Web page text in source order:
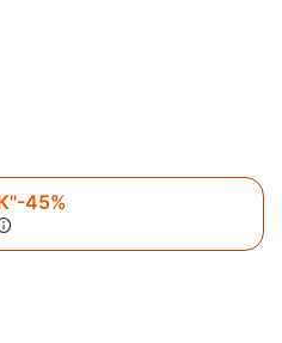
45%